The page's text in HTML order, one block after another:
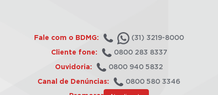
Fale com o BDMG: (31) 3219-8000
Cliente fone: 0800 283 8337
Ouvidoria: 0800 940 5832
Canal de Denúncias: 0800 580 3346